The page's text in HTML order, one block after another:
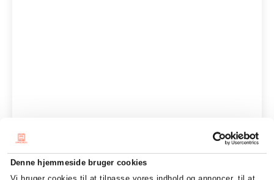
Denne hjemmeside bruger cookies